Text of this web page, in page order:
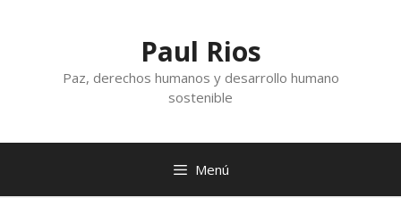
Paul Rios
Paz, derechos humanos y desarrollo humano
sostenible
Menú